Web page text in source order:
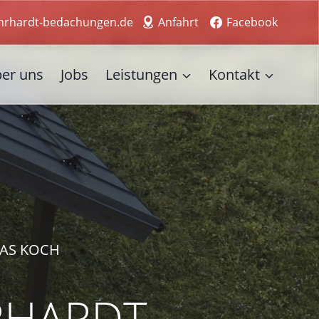
bedachungen.de Anfahrt Facebook
uns Jobs Leistungen Kontakt
KOCH